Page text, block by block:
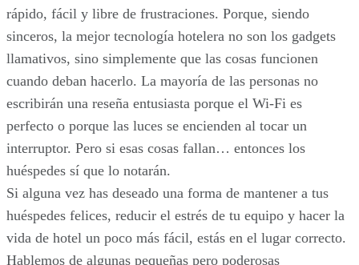
rápido, fácil y libre de frustraciones. Porque, siendo
sinceros, la mejor tecnología hotelera no son los gadgets
llamativos, sino simplemente que las cosas funcionen
cuando deban hacerlo. La mayoría de las personas no
escribirán una reseña entusiasta porque el Wi-Fi es
perfecto o porque las luces se encienden al tocar un
interruptor. Pero si esas cosas fallan… entonces los
huéspedes sí que lo notarán.
Si alguna vez has deseado una forma de mantener a tus
huéspedes felices, reducir el estrés de tu equipo y hacer la
vida de hotel un poco más fácil, estás en el lugar correcto.
Hablemos de algunas pequeñas pero poderosas